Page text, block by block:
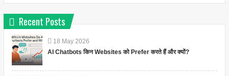
Recent Posts
18 May 2026
AI Chatbots किन Websites को Prefer करते हैं और क्यों?